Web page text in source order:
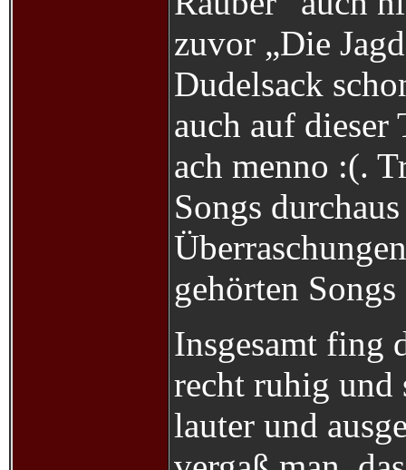
zuvor „Die
Dudelsack
auch auf
ach menno :(.
Songs
gehörten
Insgesamt fing
recht ruhig und
lauter und